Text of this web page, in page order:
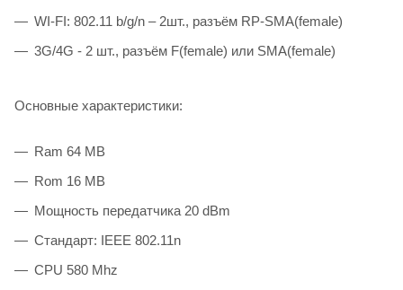
WI-FI: 802.11 b/g/n – 2шт., разъём RP-SMA(female)
3G/4G - 2 шт., разъём F(female) или SMA(female)
Основные характеристики:
Ram 64 MB
Rom 16 MB
Мощность передатчика 20 dBm
Стандарт: IEEE 802.11n
CPU 580 Mhz